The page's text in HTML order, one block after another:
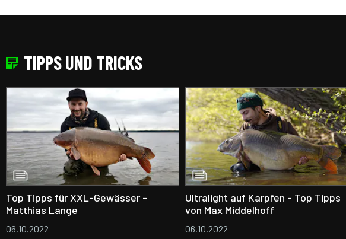
TIPPS UND TRICKS
Top Tipps für XXL-Gewässer -
Matthias Lange
06.10.2022
Ultralight auf Karpfen - Top Tipps
von Max Middelhoff
06.10.2022